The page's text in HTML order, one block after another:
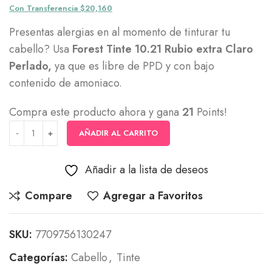
Con Transferencia $20,160
Presentas alergias en al momento de tinturar tu
cabello? Usa Forest Tinte 10.21 Rubio extra Claro
Perlado, ya que es libre de PPD y con bajo
contenido de amoniaco.
Compra este producto ahora y gana 21 Points!
AÑADIR AL CARRITO
Añadir a la lista de deseos
Compare
Agregar a Favoritos
SKU: 7709756130247
Categorías: Cabello, Tinte